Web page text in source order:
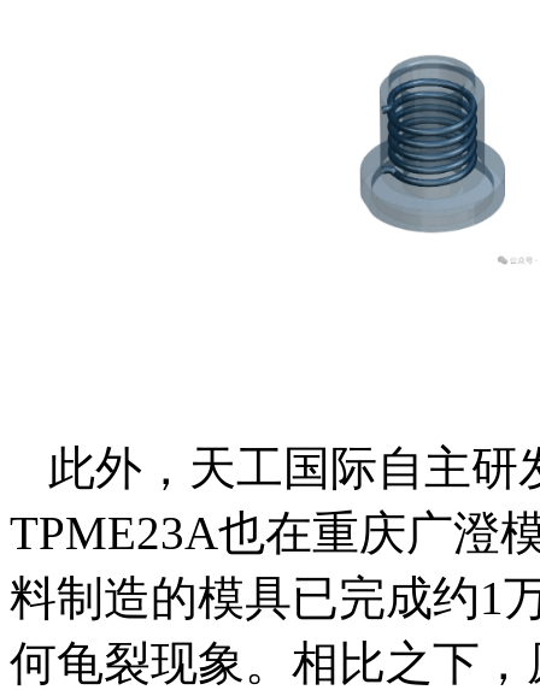
此外，天工国际自主
TPME23A也在重庆广澄
料制造的模具已完成约1
何龟裂现象。相比之下